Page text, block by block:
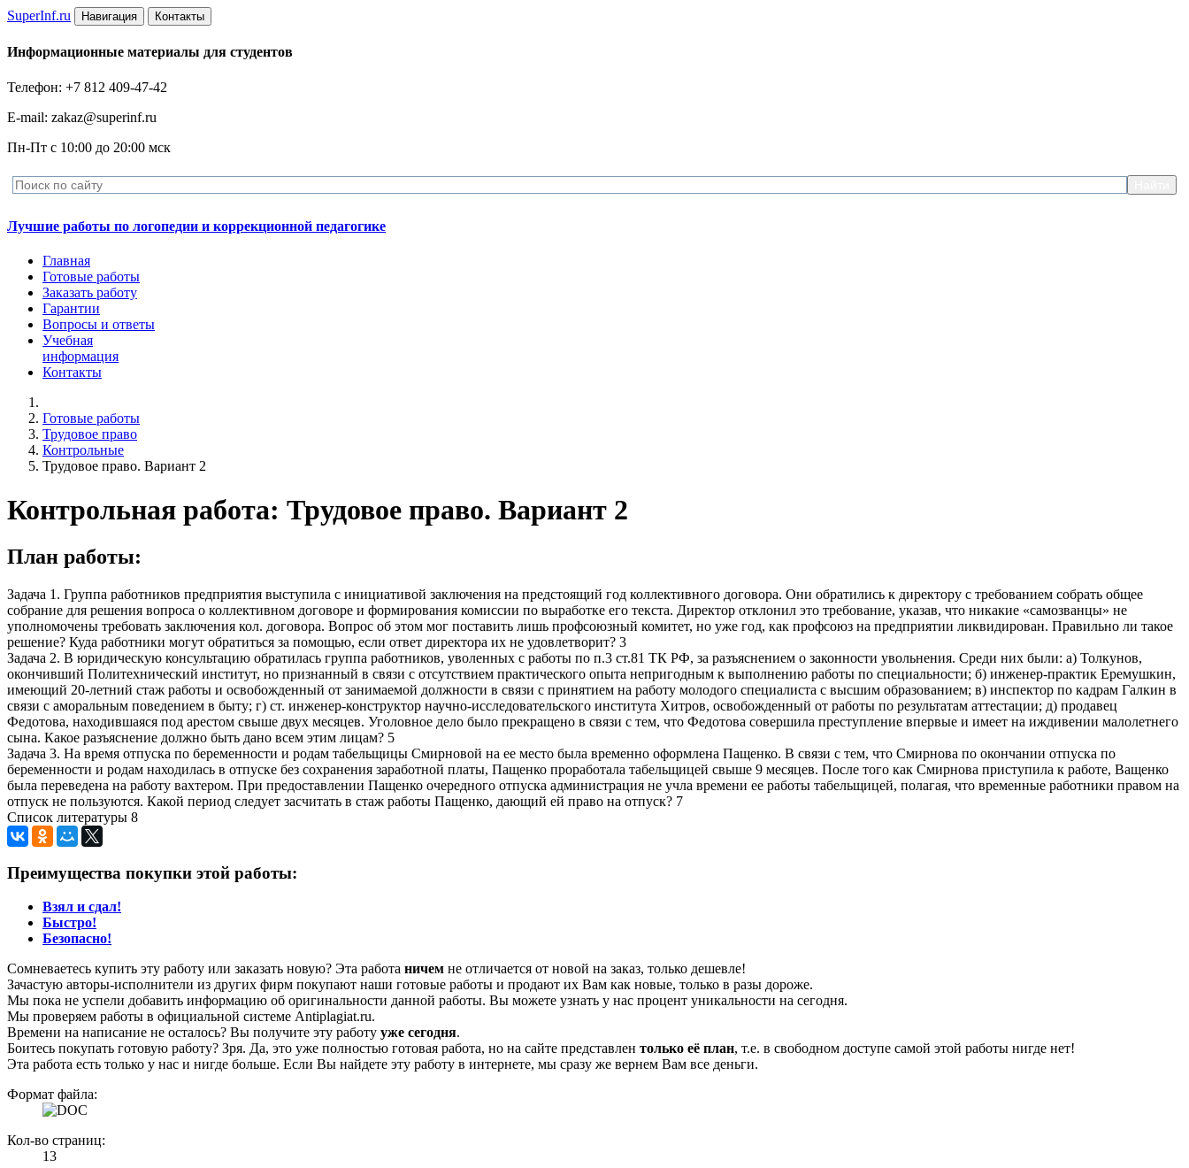
SuperInf.ru Навигация Контакты
Информационные материалы для студентов
Телефон: +7 812 409-47-42
E-mail: zakaz@superinf.ru
Пн-Пт с 10:00 до 20:00 мск
Лучшие работы по логопедии и коррекционной педагогике
Главная
Готовые работы
Заказать работу
Гарантии
Вопросы и ответы
Учебная
информация
Контакты
Готовые работы
Трудовое право
Контрольные
Трудовое право. Вариант 2
Контрольная работа: Трудовое право. Вариант 2
План работы:
Задача 1. Группа работников предприятия выступила с инициативой заключения на предстоящий год коллективного договора. Они обратились к директору с требованием собрать общее
собрание для решения вопроса о коллективном договоре и формирования комиссии по выработке его текста. Директор отклонил это требование, указав, что никакие «самозванцы» не
уполномочены требовать заключения кол. договора. Вопрос об этом мог поставить лишь профсоюзный комитет, но уже год, как профсоюз на предприятии ликвидирован. Правильно ли такое
решение? Куда работники могут обратиться за помощью, если ответ директора их не удовлетворит? 3
Задача 2. В юридическую консультацию обратилась группа работников, уволенных с работы по п.3 ст.81 ТК РФ, за разъяснением о законности увольнения. Среди них были: а) Толкунов,
окончивший Политехнический институт, но признанный в связи с отсутствием практического опыта непригодным к выполнению работы по специальности; б) инженер-практик Еремушкин,
имеющий 20-летний стаж работы и освобожденный от занимаемой должности в связи с принятием на работу молодого специалиста с высшим образованием; в) инспектор по кадрам Галкин в
связи с аморальным поведением в быту; г) ст. инженер-конструктор научно-исследовательского института Хитров, освобожденный от работы по результатам аттестации; д) продавец
Федотова, находившаяся под арестом свыше двух месяцев. Уголовное дело было прекращено в связи с тем, что Федотова совершила преступление впервые и имеет на иждивении малолетнего
сына. Какое разъяснение должно быть дано всем этим лицам? 5
Задача 3. На время отпуска по беременности и родам табельщицы Смирновой на ее место была временно оформлена Пащенко. В связи с тем, что Смирнова по окончании отпуска по
беременности и родам находилась в отпуске без сохранения заработной платы, Пащенко проработала табельщицей свыше 9 месяцев. После того как Смирнова приступила к работе, Ващенко
была переведена на работу вахтером. При предоставлении Пащенко очередного отпуска администрация не учла времени ее работы табельщицей, полагая, что временные работники правом на
отпуск не пользуются. Какой период следует засчитать в стаж работы Пащенко, дающий ей право на отпуск? 7
Список литературы 8
Преимущества покупки этой работы:
Взял и сдал!
Быстро!
Безопасно!
Сомневаетесь купить эту работу или заказать новую? Эта работа ничем не отличается от новой на заказ, только дешевле!
Зачастую авторы-исполнители из других фирм покупают наши готовые работы и продают их Вам как новые, только в разы дороже.
Мы пока не успели добавить информацию об оригинальности данной работы. Вы можете узнать у нас процент уникальности на сегодня.
Мы проверяем работы в официальной системе Аntiplagiat.ru.
Времени на написание не осталось? Вы получите эту работу уже сегодня.
Боитесь покупать готовую работу? Зря. Да, это уже полностью готовая работа, но на сайте представлен только её план, т.е. в свободном доступе самой этой работы нигде нет!
Эта работа есть только у нас и нигде больше. Если Вы найдете эту работу в интернете, мы сразу же вернем Вам все деньги.
Формат файла:
Кол-во страниц:
13